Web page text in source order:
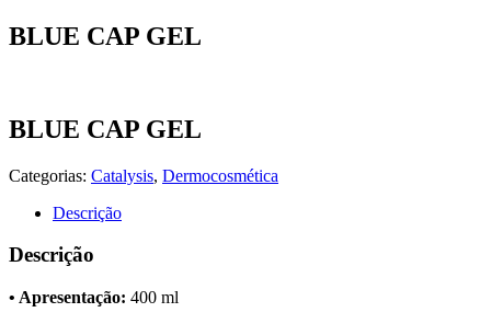
BLUE CAP GEL
BLUE CAP GEL
Categorias: Catalysis, Dermocosmética
Descrição
Descrição
• Apresentação: 400 ml